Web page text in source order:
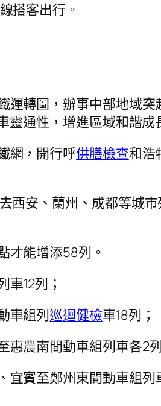
搭客出行。
轉圖，辦事中部地域
通性，增進區域和諧成
網，開行呼供膳檢查和浩
西安、蘭州、成都等城
才能增添58列。
12列；
車組列巡迴健檢車18列；
農南間動車組列車各2列
賓至鄭州東間動車組